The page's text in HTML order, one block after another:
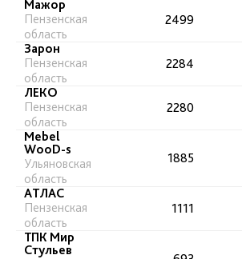
Мажор
Пензенская
область
2499
Зарон
Пензенская
область
2284
ЛЕКО
Пензенская
область
2280
Mebel
WooD-s
Ульяновская
область
1885
АТЛАС
Пензенская
область
1111
ТПК Мир
Стульев